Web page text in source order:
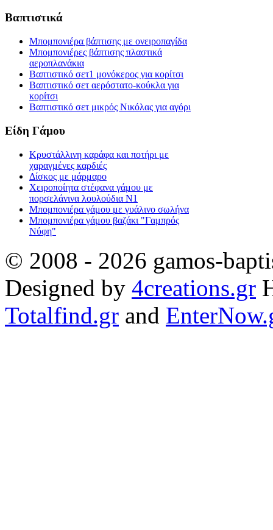
Βαπτιστικά
Μπομπονιέρα βάπτισης με ονειροπαγίδα
Μπομπονιέρες βάπτισης πλαστικά
αεροπλανάκια
Βαπτιστικό σετ1 μονόκερος για κορίτσι
Βαπτιστικό σετ αερόστατο-κούκλα για
κορίτσι
Βαπτιστικό σετ μικρός Νικόλας για αγόρι
Είδη Γάμου
Κρυστάλλινη καράφα και ποτήρι με
χαραγμένες καρδιές
Δίσκος με μάρμαρο
Χειροποίητα στέφανα γάμου με
πορσελάνινα λουλούδια Ν1
Μπομπονιέρα γάμου με γυάλινο σωλήνα
Μπομπονιέρα γάμου βαζάκι "Γαμπρός
Νύφη"
© 2008 - 2026 gamos-
Designed by 4creations.gr
Totalfind.gr and